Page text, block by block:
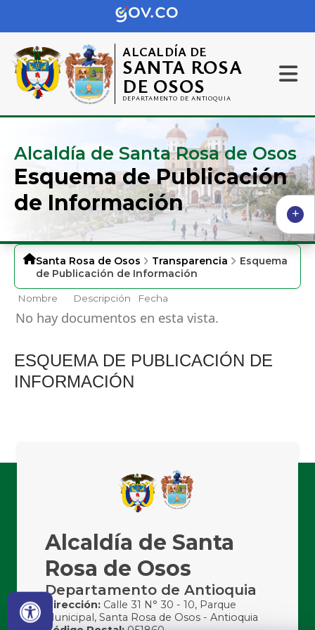
ALCALDÍA DE
SANTA ROSA
DE OSOS
DEPARTAMENTO DE ANTIOQUIA
Alcaldía de Santa Rosa de Osos
Esquema de Publicación
de Información
Santa Rosa de Osos Transparencia
Esquema
de Publicación de Información
Nombre Descripción Fecha
No hay documentos en esta vista.
ESQUEMA DE PUBLICACIÓN DE
INFORMACIÓN
Alcaldía de Santa
Rosa de Osos
Departamento de Antioquia
Dirección: Calle 31 N° 30 - 10, Parque
Municipal, Santa Rosa de Osos - Antioquia